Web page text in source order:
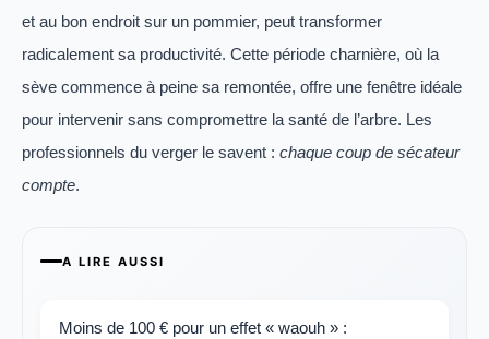
et au bon endroit sur un pommier, peut transformer
radicalement sa productivité. Cette période charnière, où la
sève commence à peine sa remontée, offre une fenêtre idéale
pour intervenir sans compromettre la santé de l’arbre. Les
professionnels du verger le savent : chaque coup de sécateur
compte.
A LIRE AUSSI
Moins de 100 € pour un effet « waouh » :